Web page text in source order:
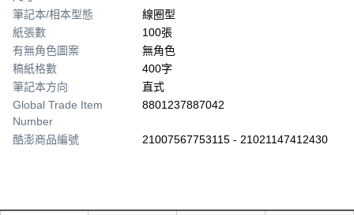
筆記本/相本型態
線圈型
紙張數
100張
有無角色圖案
無角色
稿紙格數
400字
筆記本方向
直式
Global Trade Item
Number
8801237887042
酷澎商品編號 21007567753115 - 21021147412430